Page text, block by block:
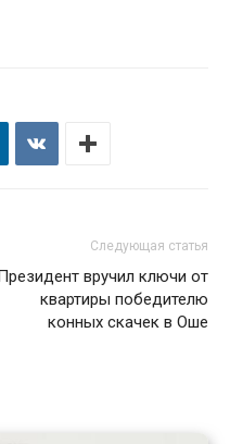
Следующая статья
Президент вручил ключи от
квартиры победителю
конных скачек в Оше